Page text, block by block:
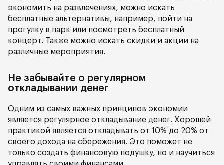
экономить на развлечениях, можно искать
бесплатные альтернативы, например, пойти на
прогулку в парк или посмотреть бесплатный
концерт. Также можно искать скидки и акции на
различные мероприятия.
Не забывайте о регулярном
откладывании денег
Одним из самых важных принципов экономии
является регулярное откладывание денег. Хорошей
практикой является откладывать от 10% до 20% от
своего дохода на сбережения. Это поможет не
только создать финансовую подушку, но и научиться